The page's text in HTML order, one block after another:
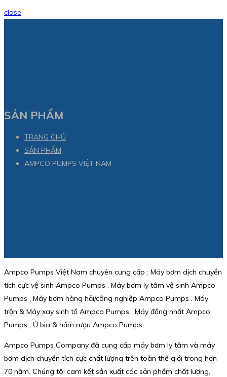
close
SẢN PHẨM
TRANG CHỦ
SẢN PHẨM
AMPCO PUMPS VIỆT NAM
Ampco Pumps Việt Nam chuyên cung cấp : Máy bơm dịch chuyển
tích cực vệ sinh Ampco Pumps , Máy bơm ly tâm vệ sinh Ampco
Pumps , Máy bơm hàng hải/công nghiệp Ampco Pumps , Máy
trộn & Máy xay sinh tố Ampco Pumps , Máy đồng nhất Ampco
Pumps , Ủ bia & hầm rượu Ampco Pumps
Ampco Pumps Company đã cung cấp máy bơm ly tâm và máy
bơm dịch chuyển tích cực chất lượng trên toàn thế giới trong hơn
70 năm. Chúng tôi cam kết sản xuất các sản phẩm chất lượng,